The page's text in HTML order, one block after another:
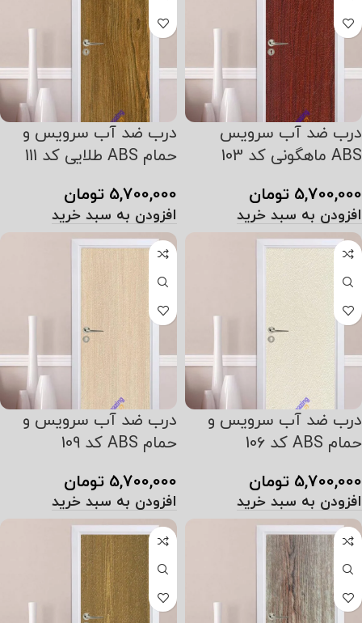
درب ضد آب سرویس
ABS ماهگونی کد 103
5,700,000 تومان
افزودن به سبد خرید
درب ضد آب سرویس و
حمام ABS طلایی کد 111
5,700,000 تومان
افزودن به سبد خرید
درب ضد آب سرویس و
حمام ABS کد 106
5,700,000 تومان
افزودن به سبد خرید
درب ضد آب سرویس و
حمام ABS کد 109
5,700,000 تومان
افزودن به سبد خرید